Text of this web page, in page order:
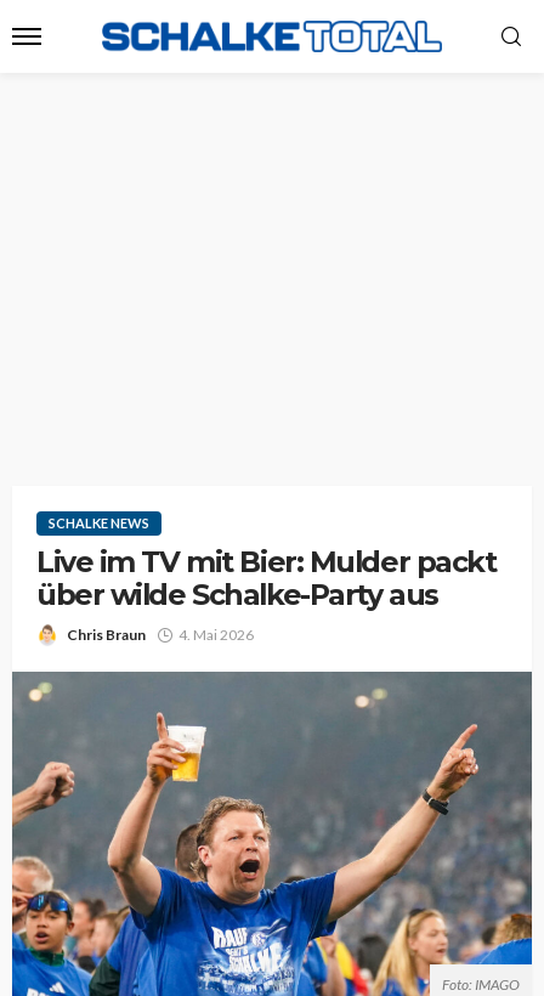
SCHALKE NEWS
Live im TV mit Bier: Mulder packt
über wilde Schalke-Party aus
Chris Braun 4. Mai 2026
Foto: IMAGO